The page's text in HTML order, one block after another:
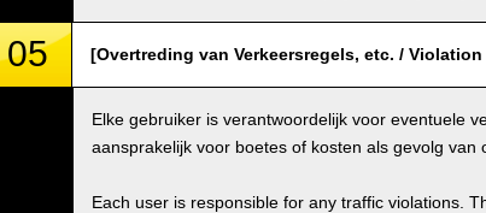
05 [Overtreding van Verkeersregels, etc. /
Elke gebruiker is verantwoordelijk voor eventuele
aansprakelijk voor boetes of kosten als gevolg van
Each user is responsible for any traffic violations.